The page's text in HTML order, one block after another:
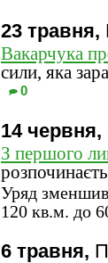
23 травня,
Вакарчука
сили, яка
0
14 червня,
З першого
Уряд зменшив
120 кв.м. до
6 травня,